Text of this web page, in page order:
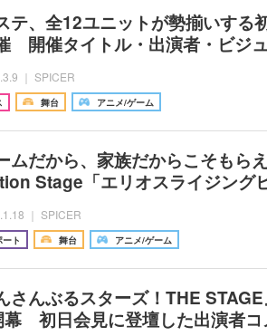
テ、全12ユニットが勢揃いする
開催タイトル・出演者・ビジ
｜ SPICER
舞台 アニメ/ゲーム
ムだから、家族だからこそもら
Stage「エリオスライジン
｜ SPICER
ート 舞台 アニメ/ゲーム
さんぶるスターズ！THE
幕 初日会見に登壇した出演者